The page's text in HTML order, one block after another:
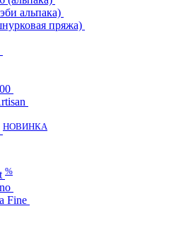
альпака)
пряжа)
НОВИНКА
%
Fine